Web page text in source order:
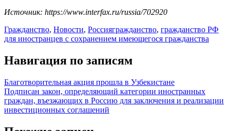
Источник: https://www.interfax.ru/russia/702920
Гражданство, Новости, Россиягражданство, гражданство РФ
для иностранцев с сохранением имеющегося гражданства
Навигация по записям
Благотворительная акция прошла в Узбекистане
Подписан закон, определяющий категории иностранных
граждан, въезжающих в Россию для заключения и реализации
инвестиционных соглашений